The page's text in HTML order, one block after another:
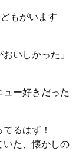
もがいます
いしかった」
ー好きだった
るはず！
た、懐かしの